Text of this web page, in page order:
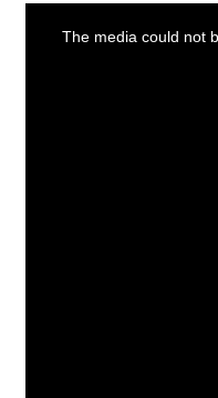
The media could not